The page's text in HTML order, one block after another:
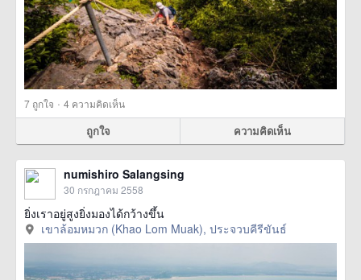
7 ถูกใจ · 4 ความคิดเห็น
ถูกใจ ความคิดเห็น
numishiro Salangsing
30 กรกฎาคม 2558
ยิ่งเราอยู่สูงยิ่งมองได้กว้างขึ้น
เขาล้อมหมวก (Khao Lom Muak), ประจวบคีรีขันธ์